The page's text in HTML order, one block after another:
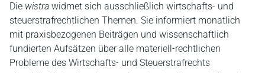
Die wistra widmet sich ausschließlich wirtschafts- und
steuerstrafrechtlichen Themen. Sie informiert monatlich
mit praxisbezogenen Beiträgen und wissenschaftlich
fundierten Aufsätzen über alle materiell-rechtlichen
Probleme des Wirtschafts- und Steuerstrafrechts